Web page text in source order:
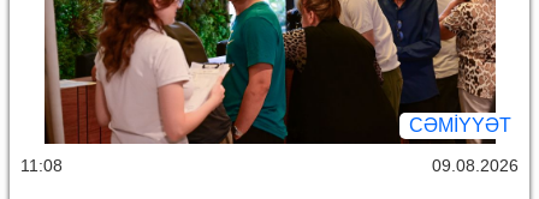
CƏMİYYƏT
11:08 09.08.2026